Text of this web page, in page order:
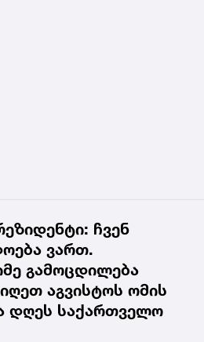
ჩვენ
ვართ.
გამოცდილება
აგვისტოს ომის
დღეს საქართველო